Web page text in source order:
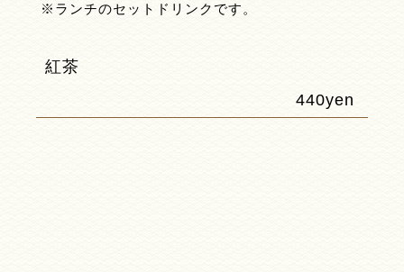
※ランチのセットドリンクです。
紅茶
440yen